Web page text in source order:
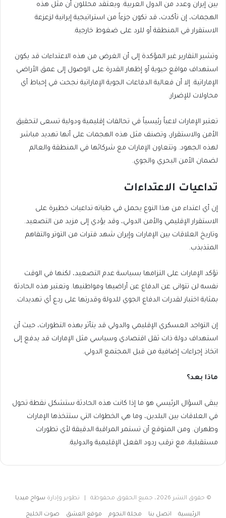
بين إيران وعدد من الدول العربية. ويعتقد محللون أن مثل هذه
الهجمات، إن تأكدت، قد تكون جزءاً من استراتيجية إيرانية لزعزعة
الاستقرار في المنطقة أو للرد على ضغوط خارجية.
وتشير التقارير غير المؤكدة إلى أن الغرض من هذه الاعتداءات قد يكون
استهداف مواقع حيوية أو إظهار القدرة على الوصول إلى عمق الأراضي
الإماراتية. إلا أن فعالية الدفاعات الجوية الإماراتية نجحت في إحباط أي
محاولات للإضرار.
تعتبر الإمارات لاعباً رئيسياً في تحالفات إقليمية ودولية تسعى لتحقيق
الأمن والاستقرار، وتصنف مثل هذه الهجمات على أنها تهديد مباشر
لهذه الجهود. وتتعاون الإمارات مع شركائها في المنطقة والعالم
لضمان الأمن البحري والجوي.
تداعيات الاعتداءات
إن أي اعتداء من هذا النوع يحمل في طياته تداعيات خطيرة على
الاستقرار الإقليمي والأمن الدولي، وقد يؤدي إلى مزيد من التصعيد.
وتاريخ العلاقات بين الإمارات وإيران شهد فترات من التوتر والتفاهم
المتذبذب.
تؤكد الإمارات على التزامها بسياسة عدم التصعيد، لكنها في الوقت
نفسه لن تتوانى عن الدفاع عن أراضيها ومواطنيها. وتعتبر هذه الحادثة
بمثابة اختبار لقدرات الدفاع الجوي للدولة وقدرتها على ردع أي تهديدات.
إن التواجد العسكري الإقليمي والدولي قد يتأثر بهذه التطورات، حيث أن
استهداف دولة ذات ثقل اقتصادي وسياسي مثل الإمارات قد يدفع إلى
اتخاذ إجراءات إضافية من قبل المجتمع الدولي.
ماذا بعد؟
يبقى السؤال الرئيسي هو ما إذا كانت هذه الحادثة ستشكل نقطة تحول
في العلاقات بين البلدين، وما هي الخطوات التي ستتخذها الإمارات
وطهران. ومن المتوقع أن تستمر المراقبة الدقيقة لأي تطورات
مستقبلية، مع ترقب ردود الفعل الإقليمية والدولية.
© حقوق النشر 2026، جميع الحقوق محفوظة | تطوير وإدارة سواح ميديا
الرئيسية اتصل بنا مجلة النجوم موقع العشق صوت الخليج